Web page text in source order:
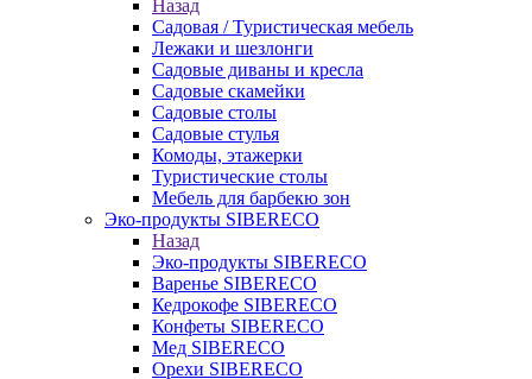
Назад
Садовая / Туристическая мебель
Лежаки и шезлонги
Садовые диваны и кресла
Садовые скамейки
Садовые столы
Садовые стулья
Комоды, этажерки
Туристические столы
Мебель для барбекю зон
Эко-продукты SIBERECO
Назад
Эко-продукты SIBERECO
Варенье SIBERECO
Кедрокофе SIBERECO
Конфеты SIBERECO
Мед SIBERECO
Орехи SIBERECO